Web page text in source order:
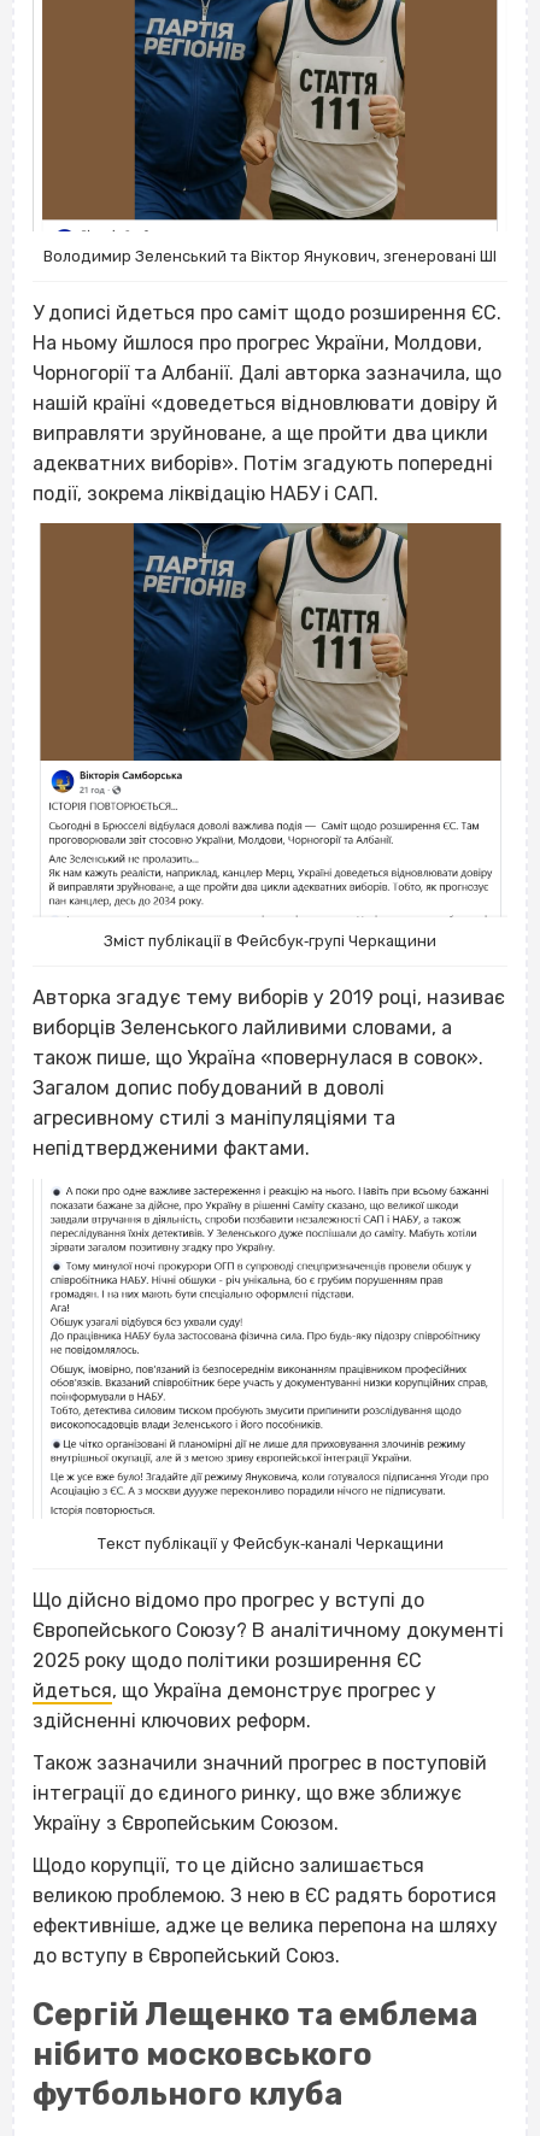
Володимир Зеленський та Віктор Янукович, згенеровані ШІ
У дописі йдеться про саміт щодо розширення ЄС.
На ньому йшлося про прогрес України, Молдови,
Чорногорії та Албанії. Далі авторка зазначила, що
нашій країні «доведеться відновлювати довіру й
виправляти зруйноване, а ще пройти два цикли
адекватних виборів». Потім згадують попередні
події, зокрема ліквідацію НАБУ і САП.
Зміст публікації в Фейсбук‐групі Черкащини
Авторка згадує тему виборів у 2019 році, називає
виборців Зеленського лайливими словами, а
також пише, що Україна «повернулася в совок».
Загалом допис побудований в доволі
агресивному стилі з маніпуляціями та
непідтвердженими фактами.
Текст публікації у Фейсбук‐каналі Черкащини
Що дійсно відомо про прогрес у вступі до
Європейського Союзу? В аналітичному документі
2025 року щодо політики розширення ЄС
йдеться, що Україна демонструє прогрес у
здійсненні ключових реформ.
Також зазначили значний прогрес в поступовій
інтеграції до єдиного ринку, що вже зближує
Україну з Європейським Союзом.
Щодо корупції, то це дійсно залишається
великою проблемою. З нею в ЄС радять боротися
ефективніше, адже це велика перепона на шляху
до вступу в Європейський Союз.
Сергій Лещенко та емблема
нібито московського
футбольного клуба